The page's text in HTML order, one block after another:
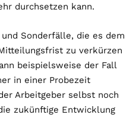
durchsetzen kann.
Sonderfälle, die es dem
zu verkürzen
beispielsweise der Fall
in einer Probezeit
Arbeitgeber selbst noch
zukünftige Entwicklung